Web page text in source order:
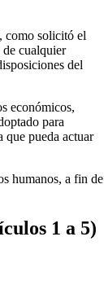
como solicitó el
cualquier
del
económicos,
para
que pueda actuar
humanos, a fin de
1 a 5)